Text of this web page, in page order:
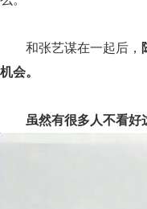
和张艺谋在一起后，
机会。
虽然有很多人不看